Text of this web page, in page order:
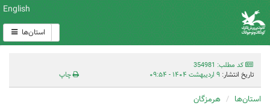
English
استان‌ها
کد مطلب: 354981
تاریخ انتشار: ۹ اردیبهشت ۱۴۰۴ - ۰۹:۵۴ چاپ
استان‌ها هرمزگان